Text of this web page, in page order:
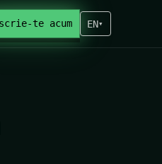
te acum EN▾